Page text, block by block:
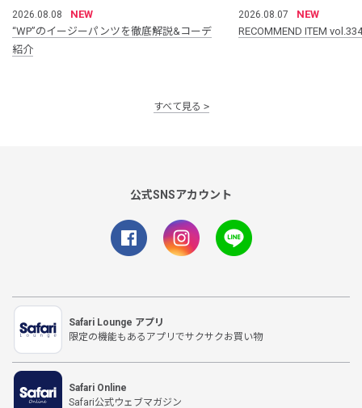
2026.08.08
NEW
“WP”のイージーパンツを徹底解説&コーデ
紹介
2026.08.07
NEW
RECOMMEND ITEM vol.334
すべて見る
公式SNSアカウント
Safari Lounge アプリ
限定の機能もあるアプリでサクサクお買い物
Safari Online
Safari公式ウェブマガジン